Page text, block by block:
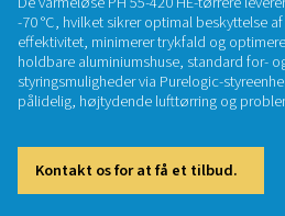
ADSORPTIONSTØRRING
PH 55-
De varmeløse PH 55-420 HE-